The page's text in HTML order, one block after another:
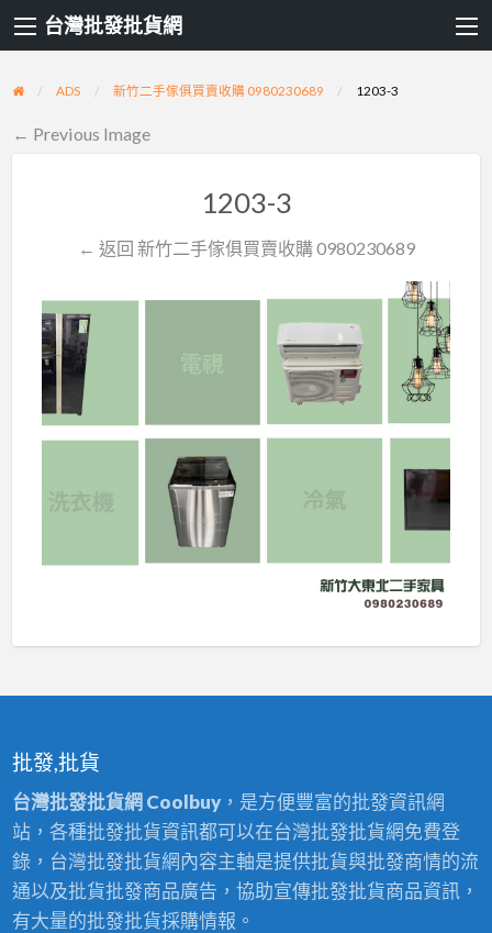
台灣批發批貨網
ADS 新竹二手傢俱買賣收購 0980230689 1203-3
← Previous Image
1203-3
← 返回 新竹二手傢俱買賣收購 0980230689
批發,批貨
台灣批發批貨網 Coolbuy，是方便豐富的批發資訊網
站，各種批發批貨資訊都可以在台灣批發批貨網免費登
錄，台灣批發批貨網內容主軸是提供批貨與批發商情的流
通以及批貨批發商品廣告，協助宣傳批發批貨商品資訊，
有大量的批發批貨採購情報。